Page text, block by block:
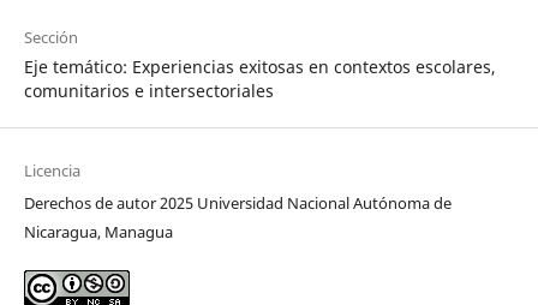
Sección
Eje temático: Experiencias exitosas en contextos escolares,
comunitarios e intersectoriales
Licencia
Derechos de autor 2025 Universidad Nacional Autónoma de
Nicaragua, Managua